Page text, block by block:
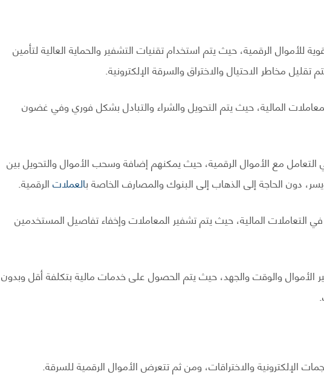
للأموال الرقمية، حيث يتم استخدام تقنيات التشفير والحماية العالية لتأمين
تقليل مخاطر الاحتيال والاختراق والسرقة الإلكترونية.
المالية، حيث يتم التحويل والشراء والتبادل بشكل فوري وفي غضون
التعامل مع الأموال الرقمية، حيث يمكنهم إضافة وسحب الأموال والتحويل بين
دون الحاجة إلى الذهاب إلى البنوك والمصارف الخاصة بالعملاتالرقمية.
التعاملات المالية، حيث يتم تشفير المعاملات وإخفاء تفاصيل المستخدمين
الأموال والوقت والجهد، حيث يتم الحصول على خدمات مالية بتكلفة أقل وبدون
الإلكترونية والاختراقات، ومن ثم تتعرض الأموال الرقمية للسرقة.